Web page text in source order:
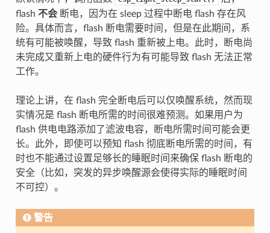
flash 不会断电，因为在 sleep 过程中断电 flash 存在风
险。具体而言，flash 断电需要时间，但是在此期间，系
统有可能被唤醒，导致 flash 重新被上电。此时，断电尚
未完成又重新上电的硬件行为有可能导致 flash 无法正常
工作。
理论上讲，在 flash 完全断电后可以仅唤醒系统，然而现
实情况是 flash 断电所需的时间很难预测。如果用户为
flash 供电电路添加了滤波电容，断电所需时间可能会更
长。此外，即使可以预知 flash 彻底断电所需的时间，有
时也不能通过设置足够长的睡眠时间来确保 flash 断电的
安全（比如，突发的异步唤醒源会使得实际的睡眠时间
不可控）。
警告